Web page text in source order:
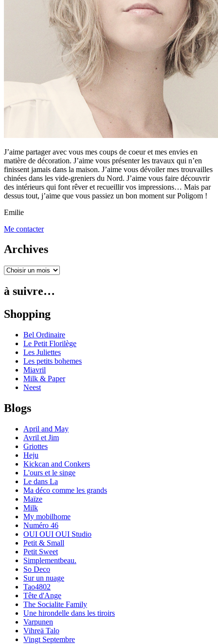
J’aime partager avec vous mes coups de coeur et mes envies en
matière de décoration. J’aime vous présenter les travaux qui n’en
finissent jamais dans la maison. J’aime vous dévoiler mes trouvailles
chinées dans les vide-greniers du Nord. J’aime vous faire découvrir
des intérieurs qui font rêver et recueillir vos impressions… Mais par
dessus tout, j’aime que vous passiez un bon moment sur Poligom !
Emilie
Me contacter
Archives
à suivre…
Shopping
Bel Ordinaire
Le Petit Florilège
Les Juliettes
Les petits bohemes
Miavril
Milk & Paper
Neest
Blogs
April and May
Avril et Jim
Griottes
Heju
Kickcan and Conkers
L'ours et le singe
Le dans La
Ma déco comme les grands
Maïze
Milk
My mobilhome
Numéro 46
OUI OUI OUI Studio
Petit & Small
Petit Sweet
Simplementbeau.
So Deco
Sur un nuage
Tao4802
Tête d'Ange
The Socialite Family
Une hirondelle dans les tiroirs
Varpunen
Vihreä Talo
Vingt Septembre